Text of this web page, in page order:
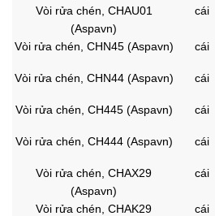
Vòi rửa chén, CHAU01
(Aspavn)
cái
Vòi rửa chén, CHN45 (Aspavn) cái
Vòi rửa chén, CHN44 (Aspavn) cái
Vòi rửa chén, CH445 (Aspavn) cái
Vòi rửa chén, CH444 (Aspavn) cái
Vòi rửa chén, CHAX29
(Aspavn)
cái
Vòi rửa chén, CHAK29
cái